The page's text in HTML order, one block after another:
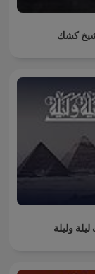
كشك
ليلة وليلة